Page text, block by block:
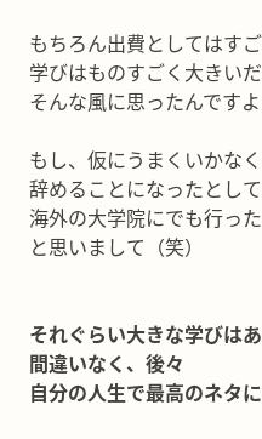
もちろん出費としてはす
学びはものすごく大きい
そんな風に思ったんですよ
もし、仮にうまくいかな
辞めることになったとして
海外の大学院にでも行っ
と思いまして（笑）
それぐらい大きな学びはあ
間違いなく、後々
自分の人生で最高のネタに